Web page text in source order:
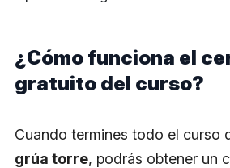
¿Cómo funciona el
gratuito del curso?
Cuando termines todo el curso
grúa torre, podrás obtener un